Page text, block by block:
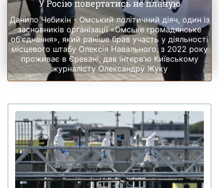
У Росію повертатись не планую
Данило Чебикін - Омський політичний діяч, один із
засновників організації «Омське громадянське
об'єднання», який раніше брав участь у діяльності
місцевого штабу Олексія Навального, з 2022 року
проживає в Єревані, дав інтерв'ю Київському
журналісту Олександру Жуку